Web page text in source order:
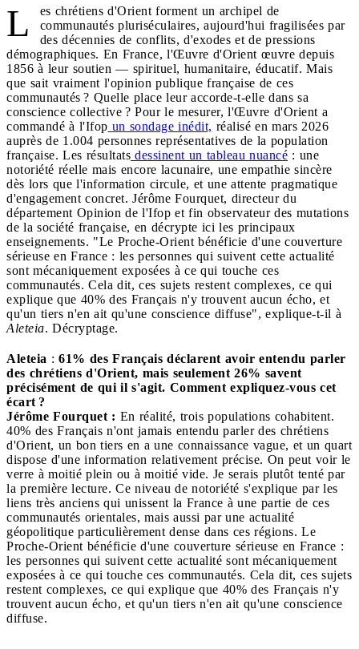
L
es chrétiens d'Orient forment un archipel de
communautés pluriséculaires, aujourd'hui fragilisées par
des décennies de conflits, d'exodes et de pressions
démographiques. En France, l'Œuvre d'Orient œuvre depuis
1856 à leur soutien — spirituel, humanitaire, éducatif. Mais
que sait vraiment l'opinion publique française de ces
communautés ? Quelle place leur accorde-t-elle dans sa
conscience collective ? Pour le mesurer, l'Œuvre d'Orient a
commandé à l'Ifop un sondage inédit, réalisé en mars 2026
auprès de 1.004 personnes représentatives de la population
française. Les résultats dessinent un tableau nuancé : une
notoriété réelle mais encore lacunaire, une empathie sincère
dès lors que l'information circule, et une attente pragmatique
d'engagement concret. Jérôme Fourquet, directeur du
département Opinion de l'Ifop et fin observateur des mutations
de la société française, en décrypte ici les principaux
enseignements. "Le Proche-Orient bénéficie d'une couverture
sérieuse en France : les personnes qui suivent cette actualité
sont mécaniquement exposées à ce qui touche ces
communautés. Cela dit, ces sujets restent complexes, ce qui
explique que 40% des Français n'y trouvent aucun écho, et
qu'un tiers n'en ait qu'une conscience diffuse", explique-t-il à
Aleteia. Décryptage.
Aleteia : 61% des Français déclarent avoir entendu parler
des chrétiens d'Orient, mais seulement 26% savent
précisément de qui il s'agit. Comment expliquez-vous cet
écart ?
Jérôme Fourquet : En réalité, trois populations cohabitent.
40% des Français n'ont jamais entendu parler des chrétiens
d'Orient, un bon tiers en a une connaissance vague, et un quart
dispose d'une information relativement précise. On peut voir le
verre à moitié plein ou à moitié vide. Je serais plutôt tenté par
la première lecture. Ce niveau de notoriété s'explique par les
liens très anciens qui unissent la France à une partie de ces
communautés orientales, mais aussi par une actualité
géopolitique particulièrement dense dans ces régions. Le
Proche-Orient bénéficie d'une couverture sérieuse en France :
les personnes qui suivent cette actualité sont mécaniquement
exposées à ce qui touche ces communautés. Cela dit, ces sujets
restent complexes, ce qui explique que 40% des Français n'y
trouvent aucun écho, et qu'un tiers n'en ait qu'une conscience
diffuse.